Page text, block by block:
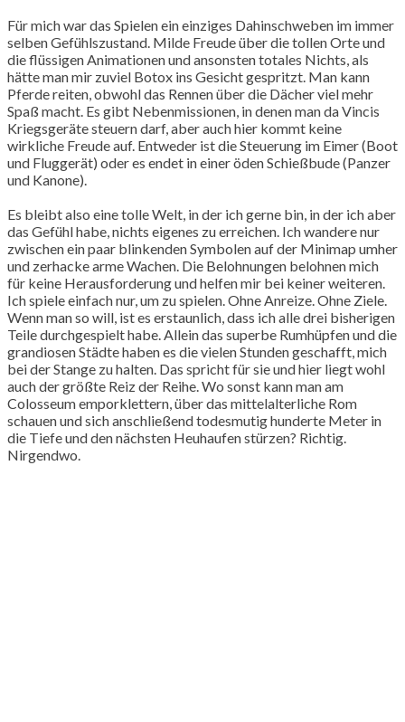
Für mich war das Spielen ein einziges Dahinschweben im immer
selben Gefühlszustand. Milde Freude über die tollen Orte und
die flüssigen Animationen und ansonsten totales Nichts, als
hätte man mir zuviel Botox ins Gesicht gespritzt. Man kann
Pferde reiten, obwohl das Rennen über die Dächer viel mehr
Spaß macht. Es gibt Nebenmissionen, in denen man da Vincis
Kriegsgeräte steuern darf, aber auch hier kommt keine
wirkliche Freude auf. Entweder ist die Steuerung im Eimer (Boot
und Fluggerät) oder es endet in einer öden Schießbude (Panzer
und Kanone).
Es bleibt also eine tolle Welt, in der ich gerne bin, in der ich aber
das Gefühl habe, nichts eigenes zu erreichen. Ich wandere nur
zwischen ein paar blinkenden Symbolen auf der Minimap umher
und zerhacke arme Wachen. Die Belohnungen belohnen mich
für keine Herausforderung und helfen mir bei keiner weiteren.
Ich spiele einfach nur, um zu spielen. Ohne Anreize. Ohne Ziele.
Wenn man so will, ist es erstaunlich, dass ich alle drei bisherigen
Teile durchgespielt habe. Allein das superbe Rumhüpfen und die
grandiosen Städte haben es die vielen Stunden geschafft, mich
bei der Stange zu halten. Das spricht für sie und hier liegt wohl
auch der größte Reiz der Reihe. Wo sonst kann man am
Colosseum emporklettern, über das mittelalterliche Rom
schauen und sich anschließend todesmutig hunderte Meter in
die Tiefe und den nächsten Heuhaufen stürzen? Richtig.
Nirgendwo.